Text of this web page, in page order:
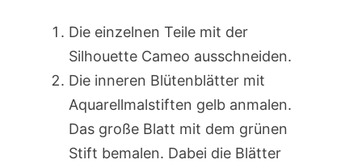
Die einzelnen Teile mit der
Silhouette Cameo ausschneiden.
Die inneren Blütenblätter mit
Aquarellmalstiften gelb anmalen.
Das große Blatt mit dem grünen
Stift bemalen. Dabei die Blätter